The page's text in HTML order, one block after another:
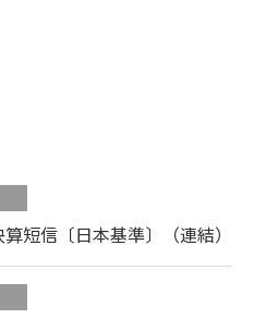
短信〔日本基準〕（連結）